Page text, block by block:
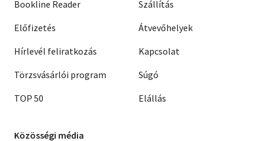
Bookline Reader
Előfizetés
Hírlevél feliratkozás
Törzsvásárlói program
TOP 50
Szállítás
Átvevőhelyek
Kapcsolat
Súgó
Elállás
Közösségi média